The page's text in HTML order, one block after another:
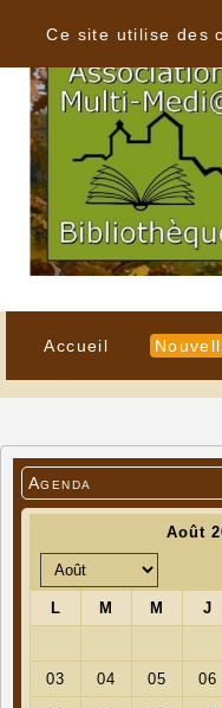
Accueil
Agenda
Ce site utilise des